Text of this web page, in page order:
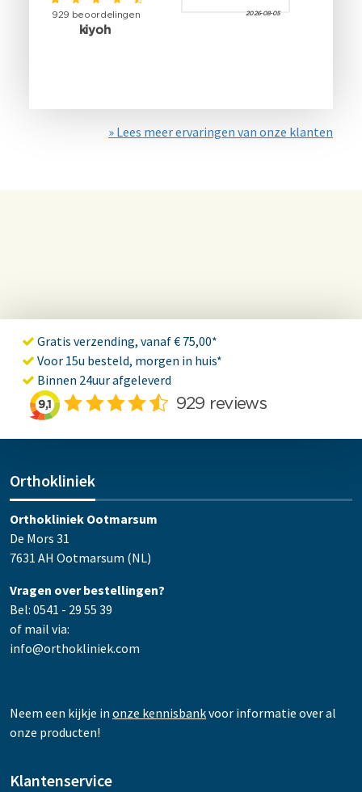
» Lees meer ervaringen van onze klanten
Gratis verzending, vanaf € 75,00*
Voor 15u besteld, morgen in huis*
Binnen 24uur afgeleverd
Orthokliniek
Orthokliniek Ootmarsum
De Mors 31
7631 AH Ootmarsum (NL)
Vragen over bestellingen?
Bel: 0541 - 29 55 39
of mail via:
info@orthokliniek.com
Neem een kijkje in onze kennisbankvoor informatie over al
onze producten!
Klantenservice